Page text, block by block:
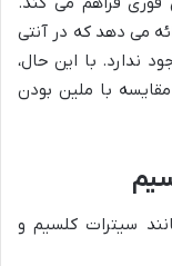
می دهد که در آنتی
ندارد. با این حال،
با ملین بودن
سیترات کلسیم و